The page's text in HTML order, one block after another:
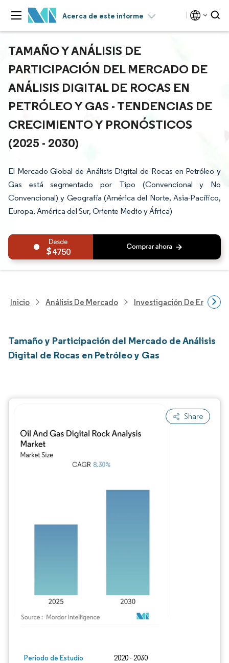
Acerca de este informe
TAMAÑO Y ANÁLISIS DE
PARTICIPACIÓN DEL MERCADO DE
ANÁLISIS DIGITAL DE ROCAS EN
PETRÓLEO Y GAS - TENDENCIAS DE
CRECIMIENTO Y PRONÓSTICOS
(2025 - 2030)
El Mercado Global de Análisis Digital de Rocas en Petróleo y
Gas está segmentado por Tipo (Convencional y No
Convencional) y Geografía (América del Norte, Asia-Pacífico,
Europa, América del Sur, Oriente Medio y África)
4750
Inicio Análisis De Mercado Investigación De Energía
Tamaño y Participación del Mercado de Análisis
Digital de Rocas en Petróleo y Gas
Share
Período de Estudio 2020 - 2030